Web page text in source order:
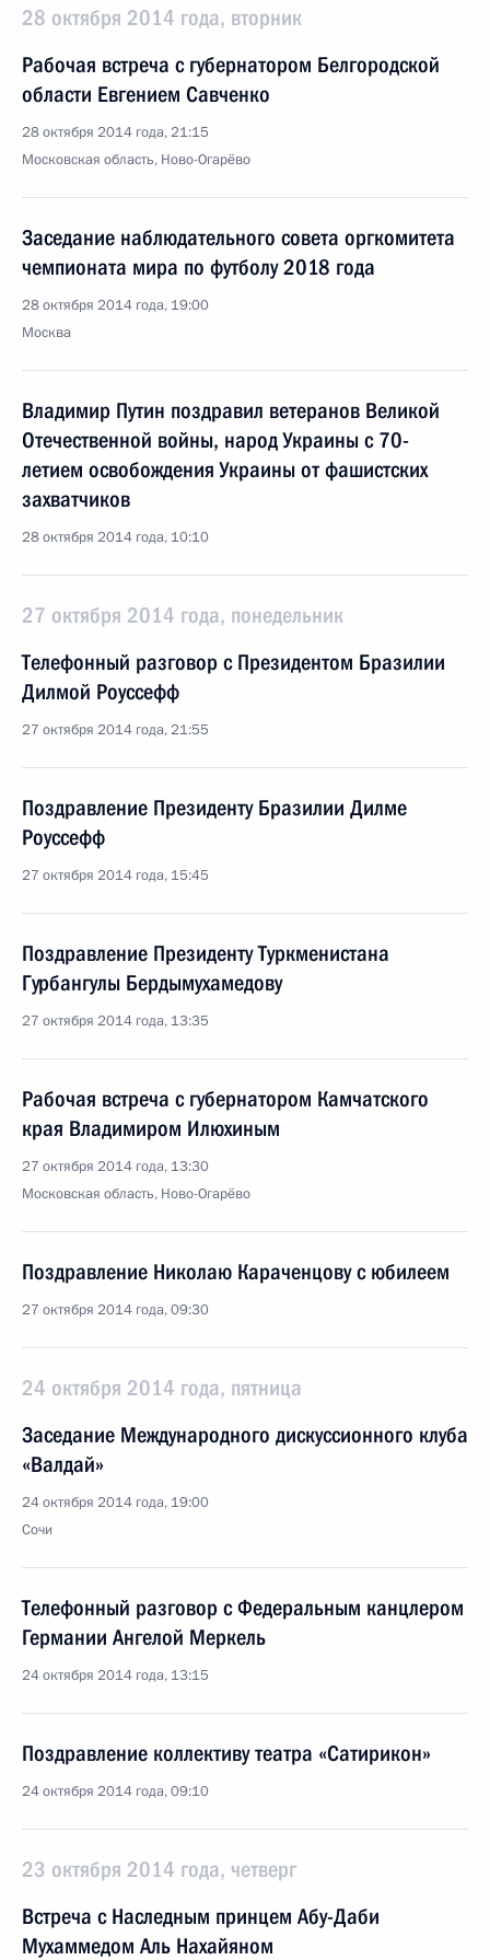
28 октября 2014 года, вторник
Рабочая встреча с губернатором Белгородской
области Евгением Савченко
28 октября 2014 года, 21:15
Московская область, Ново-Огарёво
Заседание наблюдательного совета оргкомитета
чемпионата мира по футболу 2018 года
28 октября 2014 года, 19:00
Москва
Владимир Путин поздравил ветеранов Великой
Отечественной войны, народ Украины с 70-
летием освобождения Украины от фашистских
захватчиков
28 октября 2014 года, 10:10
27 октября 2014 года, понедельник
Телефонный разговор с Президентом Бразилии
Дилмой Роуссефф
27 октября 2014 года, 21:55
Поздравление Президенту Бразилии Дилме
Роуссефф
27 октября 2014 года, 15:45
Поздравление Президенту Туркменистана
Гурбангулы Бердымухамедову
27 октября 2014 года, 13:35
Рабочая встреча с губернатором Камчатского
края Владимиром Илюхиным
27 октября 2014 года, 13:30
Московская область, Ново-Огарёво
Поздравление Николаю Караченцову с юбилеем
27 октября 2014 года, 09:30
24 октября 2014 года, пятница
Заседание Международного дискуссионного клуба
«Валдай»
24 октября 2014 года, 19:00
Сочи
Телефонный разговор с Федеральным канцлером
Германии Ангелой Меркель
24 октября 2014 года, 13:15
Поздравление коллективу театра «Сатирикон»
24 октября 2014 года, 09:10
23 октября 2014 года, четверг
Встреча с Наследным принцем Абу-Даби
Мухаммедом Аль Нахайяном